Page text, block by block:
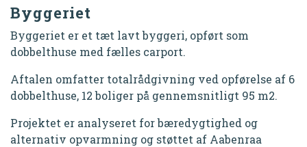
Byggeriet
Byggeriet er et tæt lavt byggeri, opført som
dobbelthuse med fælles carport.
Aftalen omfatter totalrådgivning ved opførelse af 6
dobbelthuse, 12 boliger på gennemsnitligt 95 m2.
Projektet er analyseret for bæredygtighed og
alternativ opvarmning og støttet af Aabenraa